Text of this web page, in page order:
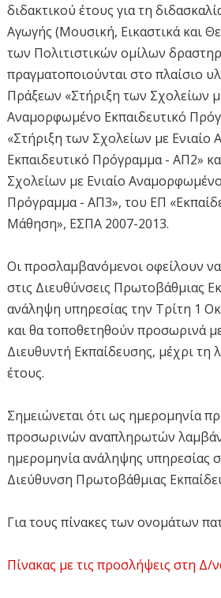
διδακτικού έτους για τη
Αγωγής (Μουσική, Εικαστικά και
των Πολιτιστικών ομίλων
πραγματοποιούνται στο πλαίσιο
Πράξεων «Στήριξη των Σχολείων
Αναμορφωμένο Εκπαιδευτικό
«Στήριξη των Σχολείων με
Εκπαιδευτικό Πρόγραμμα - ΑΠ2»
Σχολείων με Ενιαίο
Πρόγραμμα - ΑΠ3», του ΕΠ
Μάθηση», ΕΣΠΑ 2007-2013.
Οι προσλαμβανόμενοι οφείλουν
στις Διευθύνσεις Πρωτοβάθμιας
ανάληψη υπηρεσίας την Τρίτη 1
και θα τοποθετηθούν προσωρινά
Διευθυντή Εκπαίδευσης, μέχρι τη
έτους.
Σημειώνεται ότι ως ημερομηνία
προσωρινών αναπληρωτών
ημερομηνία ανάληψης υπηρεσίας
Διεύθυνση Πρωτοβάθμιας
Για τους πίνακες των ονομάτων
Πίνακας με τις προσλήψεις στη Δ/